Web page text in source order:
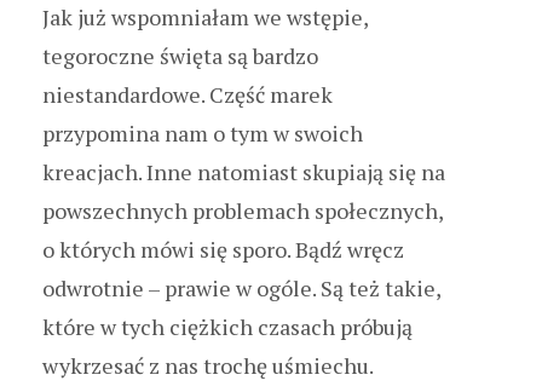
Jak już wspomniałam we wstępie,
tegoroczne święta są bardzo
niestandardowe. Część marek
przypomina nam o tym w swoich
kreacjach. Inne natomiast skupiają się na
powszechnych problemach społecznych,
o których mówi się sporo. Bądź wręcz
odwrotnie – prawie w ogóle. Są też takie,
które w tych ciężkich czasach próbują
wykrzesać z nas trochę uśmiechu.